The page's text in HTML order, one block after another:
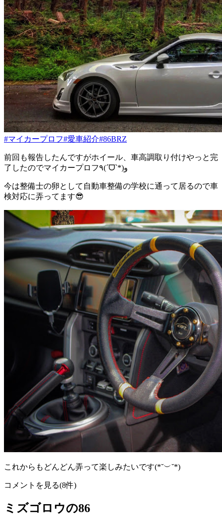
#マイカープロフ#愛車紹介#86BRZ
前回も報告したんですがホイール、車高調取り付けやっと完
了したのでマイカープロフ٩(ˊᗜˋ*)و
今は整備士の卵として自動車整備の学校に通って居るので車
検対応に弄ってます😎
これからもどんどん弄って楽しみたいです(*˘︶˘*)
コメントを見る(8件)
ミズゴロウの86